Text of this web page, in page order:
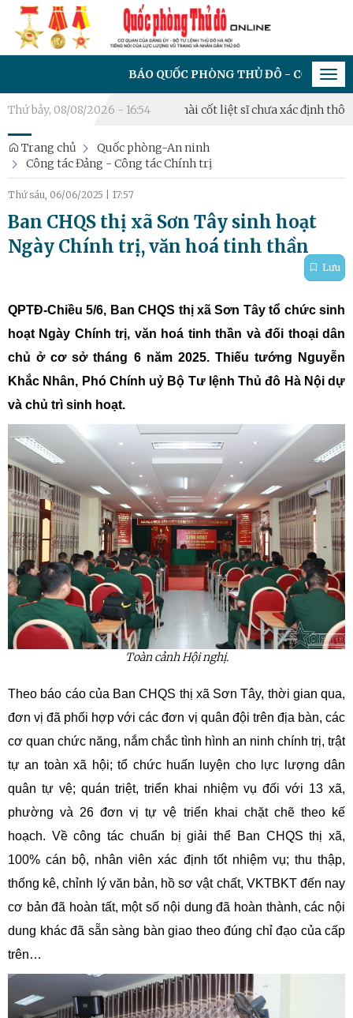
BÁO QUỐC PHÒNG THỦ ĐÔ - CƠ QUAN CỦA
Thứ bảy, 08/08/2026 - 16:54
Triển khai lấy mẫu hài cốt liệt sĩ chưa xác định thông tin
Trang chủ
Quốc phòng-An ninh
Công tác Đảng - Công tác Chính trị
Thứ sáu, 06/06/2025 17:57
Ban CHQS thị xã Sơn Tây sinh hoạt
Ngày Chính trị, văn hoá tinh thần
Lưu
QPTĐ-Chiều 5/6, Ban CHQS thị xã Sơn Tây tổ chức sinh
hoạt Ngày Chính trị, văn hoá tinh thần và đối thoại dân
chủ ở cơ sở tháng 6 năm 2025. Thiếu tướng Nguyễn
Khắc Nhân, Phó Chính uỷ Bộ Tư lệnh Thủ đô Hà Nội dự
và chủ trì sinh hoạt.
Toàn cảnh Hội nghị.
Theo báo cáo của Ban CHQS thị xã Sơn Tây, thời gian qua,
đơn vị đã phối hợp với các đơn vị quân đội trên địa bàn, các
cơ quan chức năng, nắm chắc tình hình an ninh chính trị, trật
tự an toàn xã hội; tổ chức huấn luyện cho lực lượng dân
quân tự vệ; quán triệt, triển khai nhiệm vụ đối với 13 xã,
phường và 26 đơn vị tự vệ triển khai chặt chẽ theo kế
hoạch. Về công tác chuẩn bị giải thể Ban CHQS thị xã,
100% cán bộ, nhân viên xác định tốt nhiệm vụ; thu thập,
thống kê, chỉnh lý văn bản, hồ sơ vật chất, VKTBKT đến nay
cơ bản đã hoàn tất, một số nội dung đã hoàn thành, các nội
dung khác đã sẵn sàng bàn giao theo đúng chỉ đạo của cấp
trên…